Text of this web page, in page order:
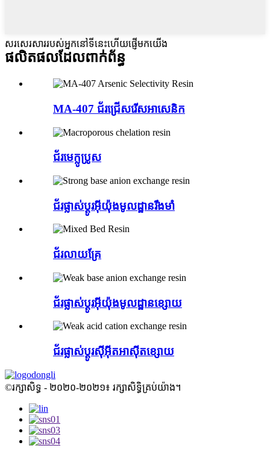
សរសេរសាររបស់អ្នកនៅទីនេះហើយផ្ញើមកយើង
ផលិតផលដែលពាក់ព័ន្ធ
MA-407 ជ័រជ្រើសរើសអាសេនិក
ជ័រមេក្លូប្រូស
ជ័រផ្លាស់ប្តូរអ៊ីយ៉ុងមូលដ្ឋានរឹងមាំ
ជ័រលាយគ្រែ
ជ័រផ្លាស់ប្តូរអ៊ីយ៉ុងមូលដ្ឋានខ្សោយ
ជ័រផ្លាស់ប្តូរស៊ីអ៊ីតអាស៊ីតខ្សោយ
©រក្សាសិទ្ធ - ២០២០-២០២១៖ រក្សាសិទ្ធិគ្រប់យ៉ាង។